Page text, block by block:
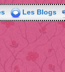
Les Blogs